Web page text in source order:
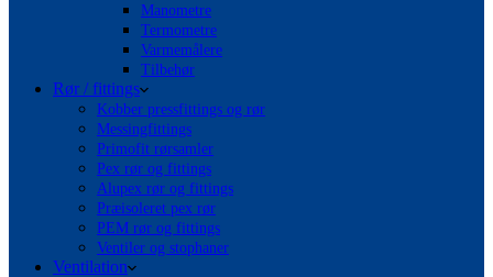
Manometre
Termometre
Varmemålere
Tilbehør
Rør / fittings
Kobber pressfittings og rør
Messingfittings
Primofit rørsamler
Pex rør og fittings
Alupex rør og fittings
Præisoleret pex rør
PEM rør og fittings
Ventiler og stophaner
Ventilation